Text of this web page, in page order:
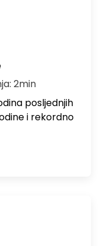
2min
posljednjih
i rekordno